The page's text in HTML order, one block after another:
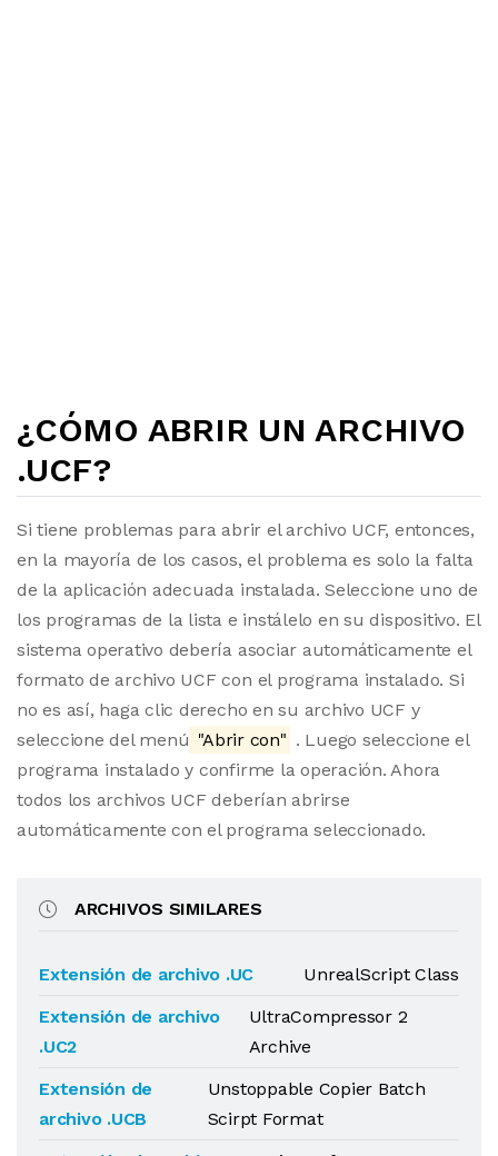
¿CÓMO ABRIR UN ARCHIVO
.UCF?
Si tiene problemas para abrir el archivo UCF, entonces,
en la mayoría de los casos, el problema es solo la falta
de la aplicación adecuada instalada. Seleccione uno de
los programas de la lista e instálelo en su dispositivo. El
sistema operativo debería asociar automáticamente el
formato de archivo UCF con el programa instalado. Si
no es así, haga clic derecho en su archivo UCF y
seleccione del menú "Abrir con" . Luego seleccione el
programa instalado y confirme la operación. Ahora
todos los archivos UCF deberían abrirse
automáticamente con el programa seleccionado.
ARCHIVOS SIMILARES
Extensión de archivo .UC
UnrealScript Class
Extensión de archivo
.UC2
UltraCompressor 2
Archive
Extensión de
archivo .UCB
Unstoppable Copier Batch
Scirpt Format